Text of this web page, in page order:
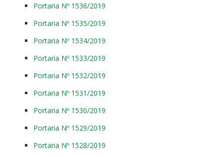
Portaria Nº 1536/2019
Portaria Nº 1535/2019
Portaria Nº 1534/2019
Portaria Nº 1533/2019
Portaria Nº 1532/2019
Portaria Nº 1531/2019
Portaria Nº 1530/2019
Portaria Nº 1529/2019
Portaria Nº 1528/2019